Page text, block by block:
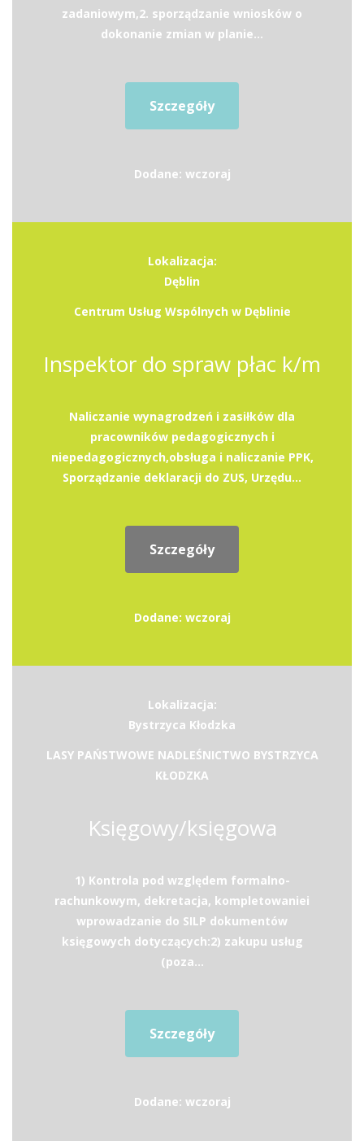
zadaniowym,2. sporządzanie wniosków o
dokonanie zmian w planie...
Szczegóły
Dodane: wczoraj
Lokalizacja:
Dęblin
Centrum Usług Wspólnych w Dęblinie
Inspektor do spraw płac k/m
Naliczanie wynagrodzeń i zasiłków dla
pracowników pedagogicznych i
niepedagogicznych,obsługa i naliczanie PPK,
Sporządzanie deklaracji do ZUS, Urzędu...
Szczegóły
Dodane: wczoraj
Lokalizacja:
Bystrzyca Kłodzka
LASY PAŃSTWOWE NADLEŚNICTWO BYSTRZYCA
KŁODZKA
Księgowy/księgowa
1) Kontrola pod względem formalno-
rachunkowym, dekretacja, kompletowaniei
wprowadzanie do SILP dokumentów
księgowych dotyczących:2) zakupu usług
(poza...
Szczegóły
Dodane: wczoraj